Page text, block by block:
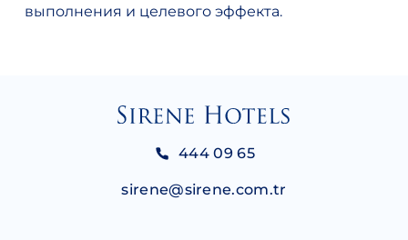
выполнения и целевого эффекта.
444 09 65
sirene@sirene.com.tr